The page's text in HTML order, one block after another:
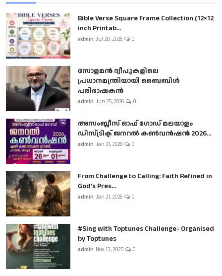
Bible Verse Square Frame Collection (12×12
inch Printab...
admin Jul 20, 2026 0
സോളമൻ ദ്വീപുകളിലെ
പ്രധാനമന്ത്രിയായി ബൈബിൾ
പരിഭാഷകൻ
admin Jun 25, 2026 0
അസംബ്ലീസ് ഓഫ് ഗോഡ് മലയാളം
ഡിസ്ട്രിക്ട് ജനറൽ കൺവൻഷൻ 2026...
admin Jan 21, 2026 0
From Challenge to Calling: Faith Refined in
God’s Pres...
admin Jan 21, 2026 0
#Sing with Toptunes Challenge- Organised
by Toptunes
admin Nov 13, 2025 0